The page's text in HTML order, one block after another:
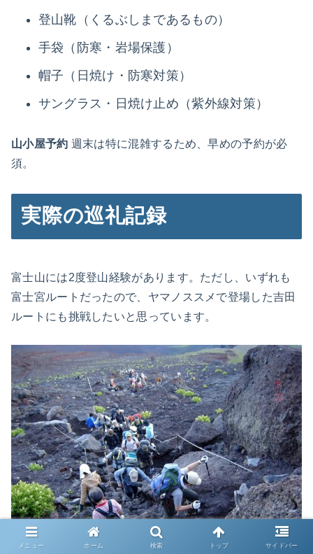
登山靴（くるぶしまであるもの）
手袋（防寒・岩場保護）
帽子（日焼け・防寒対策）
サングラス・日焼け止め（紫外線対策）
山小屋予約 週末は特に混雑するため、早めの予約が必
須。
実際の巡礼記録
富士山には2度登山経験があります。ただし、いずれも
富士宮ルートだったので、ヤマノススメで登場した吉田
ルートにも挑戦したいと思っています。
メニュー ホーム 検索 トップ サイドバー